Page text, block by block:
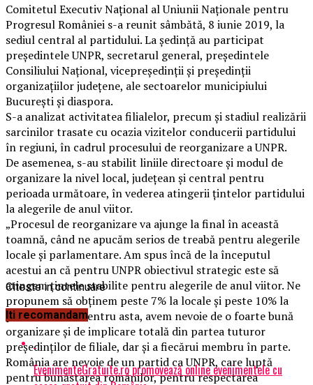
Comitetul Executiv Național al Uniunii Naționale pentru
Progresul României s-a reunit sâmbătă, 8 iunie 2019, la
sediul central al partidului. La ședință au participat
președintele UNPR, secretarul general, președintele
Consiliului Național, vicepreședinții și președinții
organizațiilor județene, ale sectoarelor municipiului
București și diaspora.
S-a analizat activitatea filialelor, precum și stadiul realizării
sarcinilor trasate cu ocazia vizitelor conducerii partidului
în regiuni, în cadrul procesului de reorganizare a UNPR.
De asemenea, s-au stabilit liniile directoare și modul de
organizare la nivel local, județean și central pentru
perioada următoare, în vederea atingerii țintelor partidului
la alegerile de anul viitor.
„Procesul de reorganizare va ajunge la final în această
toamnă, când ne apucăm serios de treabă pentru alegerile
locale și parlamentare. Am spus încă de la începutul
acestui an că pentru UNPR obiectivul strategic este să
atingem țintele stabilite pentru alegerile de anul viitor. Ne
propunem să obținem peste 7% la locale și peste 10% la
parlamentare. Pentru asta, avem nevoie de o foarte bună
organizare și de implicare totală din partea tuturor
președinților de filiale, dar și a fiecărui membru în parte.
România are nevoie de un partid ca UNPR, care luptă
pentru bunăstarea românilor, pentru respectarea
Citeste in continuare
Iti recomandam
EvenimenteGratuite.ro promovează online evenimentele cu